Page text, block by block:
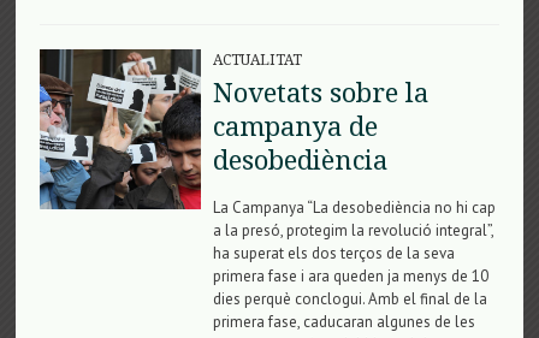
ACTUALITAT
Novetats sobre la
campanya de
desobediència
La Campanya “La desobediència no hi cap
a la presó, protegim la revolució integral”,
ha superat els dos terços de la seva
primera fase i ara queden ja menys de 10
dies perquè conclogui. Amb el final de la
primera fase, caducaran algunes de les